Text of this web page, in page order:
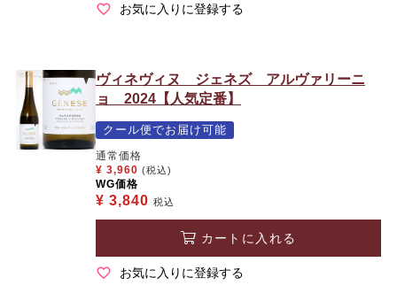
お気に入りに登録する
ヴィネヴィヌ ジェネズ アルヴァリーニ
ョ 2024【人気定番】
クール便でお届け可能
通常価格
¥ 3,960 (税込)
WG価格
¥ 3,840 税込
カートに入れる
お気に入りに登録する